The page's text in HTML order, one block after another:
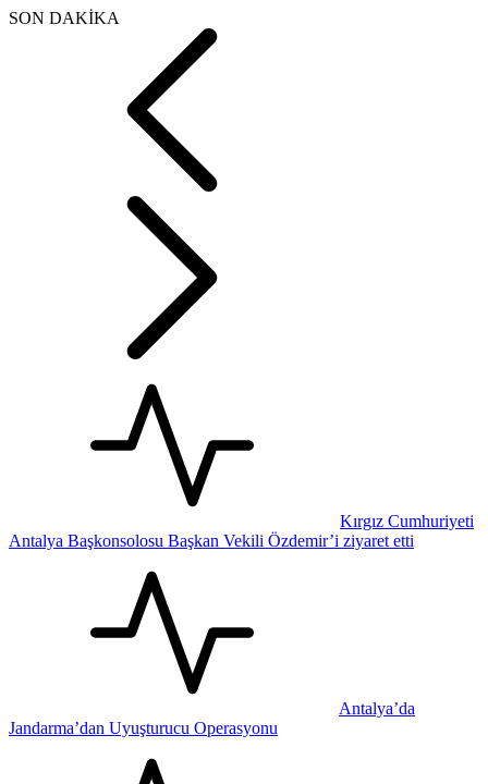
SON DAKİKA
Kırgız Cumhuriyeti
Antalya Başkonsolosu Başkan Vekili Özdemir’i ziyaret etti
Antalya’da
Jandarma’dan Uyuşturucu Operasyonu